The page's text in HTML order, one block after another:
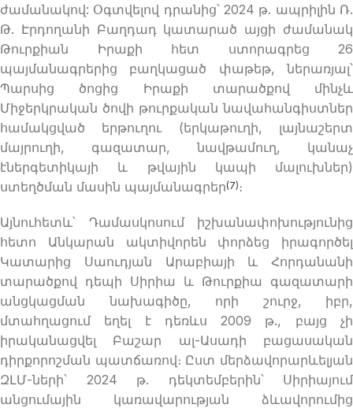
ժամանակով: Օգտվելով դրանից՝ 2024 թ. ապրիլին Ռ.
Թ. Էրդողանի Բաղդադ կատարած այցի ժամանակ
Թուրքիան Իրաքի հետ ստորագրեց 26
պայմանագրերից բաղկացած փաթեթ, ներառյալ՝
Պարսից ծոցից Իրաքի տարածքով մինչև
Միջերկրական ծովի թուրքական նավահանգիստներ
համակցված երթուղու (երկաթուղի, լայնաշերտ
մայրուղի, գազատար, նավթամուղ, կանաչ
էներգետիկայի և թվային կապի մալուխներ)
ստեղծման մասին պայմանագրեր(7) ։
Այնուհետև՝ Դամասկոսում իշխանափոխությունից
հետո Անկարան ակտիվորեն փորձեց իրագործել
Կատարից Սաուդյան Արաբիայի և Հորդանանի
տարածքով դեպի Սիրիա և Թուրքիա գազատարի
անցկացման նախագիծը, որի շուրջ, իբր,
մտահղացում եղել է դեռևս 2009 թ., բայց չի
իրականացվել Բաշար ալ-Ասադի բացասական
դիրքորոշման պատճառով։ Ըստ մերձավորարևելյան
ԶԼՄ-ների՝ 2024 թ. դեկտեմբերին՝ Սիրիայում
անցումային կառավարության ձևավորումից